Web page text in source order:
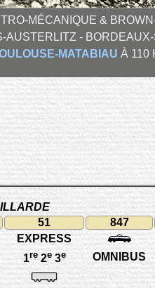
MÉCANIQUE &
AUSTERLITZ -
MATABIAU À 110
51 847
EXPRESS
1re2e3e OMNIBUS